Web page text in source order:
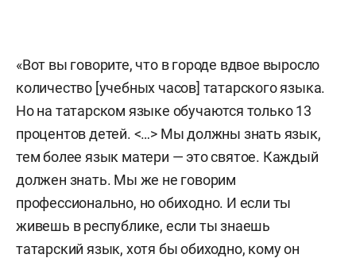
«Вот вы говорите, что в городе вдвое выросло
количество [учебных часов] татарского языка.
Но на татарском языке обучаются только 13
процентов детей. <…> Мы должны знать язык,
тем более язык матери — это святое. Каждый
должен знать. Мы же не говорим
профессионально, но обиходно. И если ты
живешь в республике, если ты знаешь
татарский язык, хотя бы обиходно, кому он